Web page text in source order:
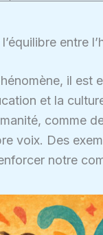
entre
il est
et la
comme
voix. Des
notre